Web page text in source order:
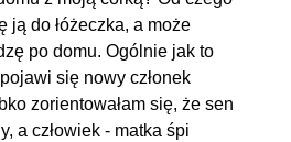
ją do łóżeczka, a może
po domu. Ogólnie jak to
się nowy członek
zorientowałam się, że sen
a człowiek - matka śpi